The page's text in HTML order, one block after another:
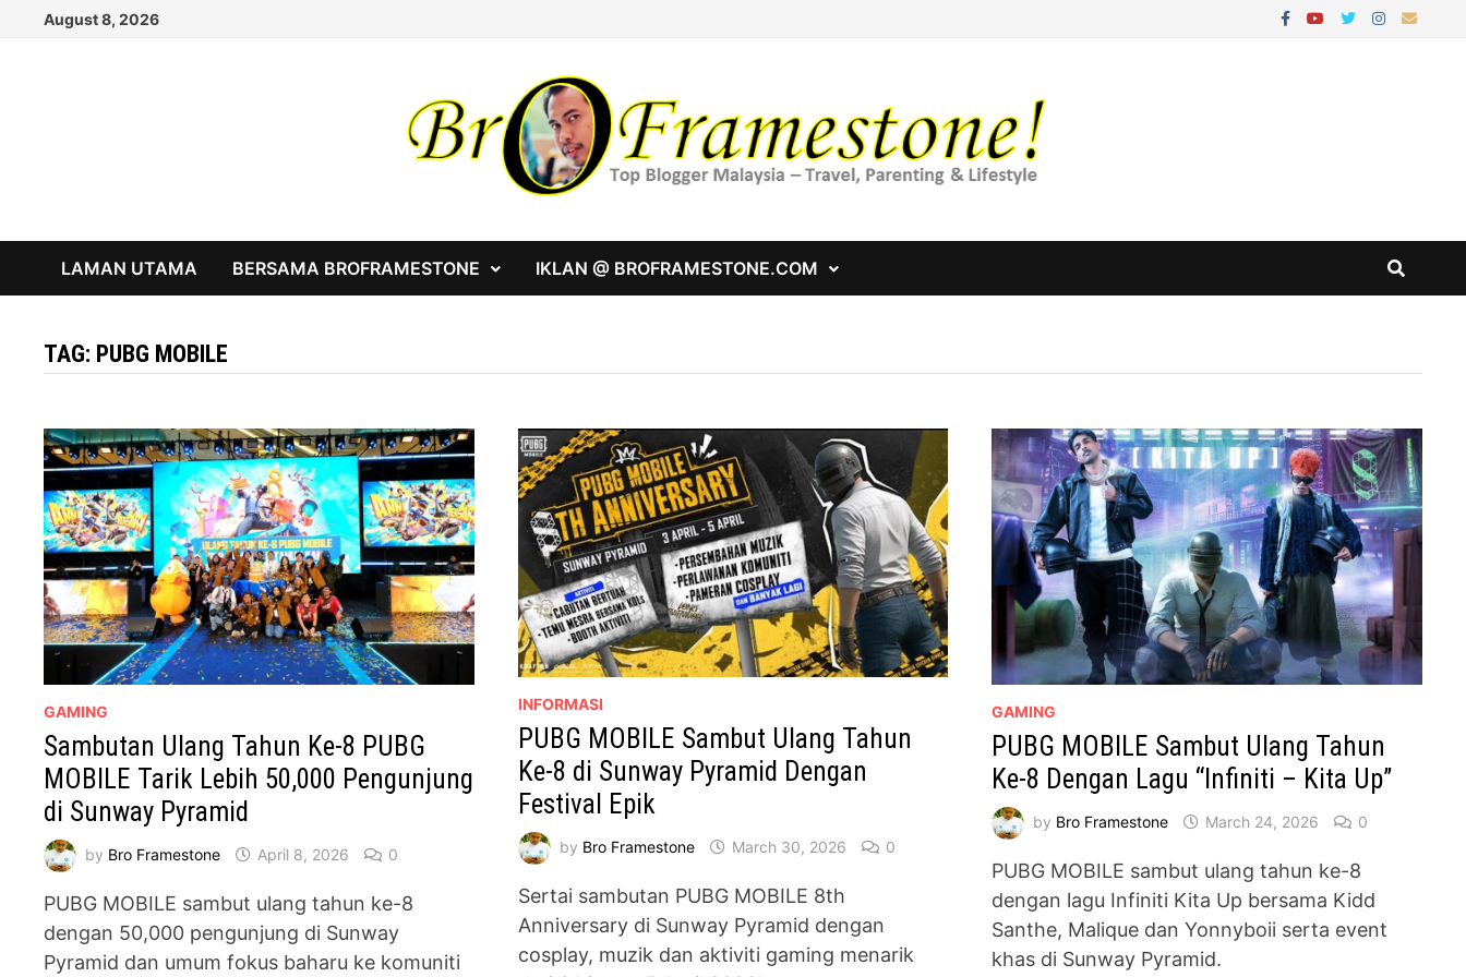
August 8, 2026
LAMAN UTAMA BERSAMA BROFRAMESTONE IKLAN @ BROFRAMESTONE.COM
TAG: PUBG MOBILE
GAMING
Sambutan Ulang Tahun Ke-8 PUBG
MOBILE Tarik Lebih 50,000 Pengunjung
di Sunway Pyramid
by Bro Framestone April 8, 2026 0
PUBG MOBILE sambut ulang tahun ke-8
dengan 50,000 pengunjung di Sunway
Pyramid dan umum fokus baharu ke komuniti
INFORMASI
PUBG MOBILE Sambut Ulang Tahun
Ke-8 di Sunway Pyramid Dengan
Festival Epik
by Bro Framestone March 30, 2026 0
Sertai sambutan PUBG MOBILE 8th
Anniversary di Sunway Pyramid dengan
cosplay, muzik dan aktiviti gaming menarik
GAMING
PUBG MOBILE Sambut Ulang Tahun
Ke-8 Dengan Lagu “Infiniti – Kita Up”
by Bro Framestone March 24, 2026 0
PUBG MOBILE sambut ulang tahun ke-8
dengan lagu Infiniti Kita Up bersama Kidd
Santhe, Malique dan Yonnyboii serta event
khas di Sunway Pyramid.